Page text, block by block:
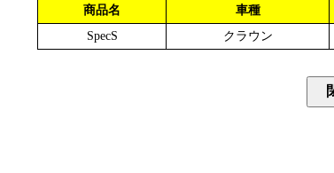
商品名 車種
SpecS
クラウン